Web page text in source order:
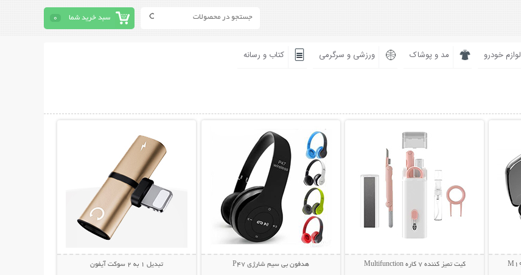
سبد خرید شما 0
لوازم خودرو مد و پوشاک ورزشی و سرگرمی کتاب و رسانه
کیت تمیز کننده 7 کاره Multifunction هدفون بی سیم شارژی P47 تبدیل 1 به 2 سوکت آیفون